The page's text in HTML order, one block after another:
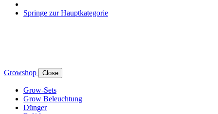
Springe zur Hauptkategorie
Growshop Close
Grow-Sets
Grow Beleuchtung
Dünger